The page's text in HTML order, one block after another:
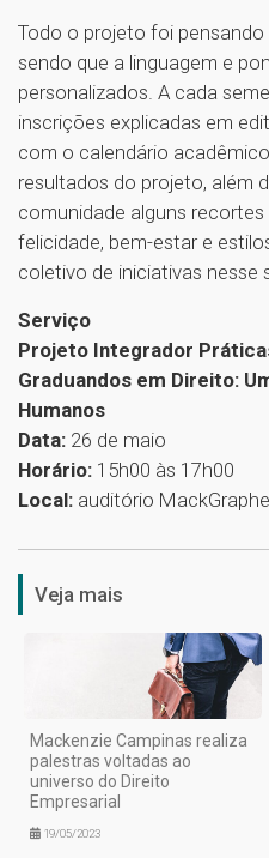
Todo o projeto foi
sendo que a linguagem e
personalizados. A cada
inscrições explicadas em
com o calendário
resultados do projeto, além
comunidade alguns
felicidade, bem-estar e
coletivo de iniciativas nesse
Serviço
Projeto Integrador
Graduandos em Direito:
Humanos
Data: 26 de maio
Horário: 15h00 às 17h00
Local: auditório
Veja mais
Mackenzie Campinas realiza
palestras voltadas ao
universo do Direito
Empresarial
19/05/2023